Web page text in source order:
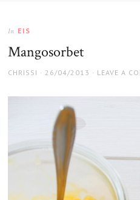
In EIS
Mangosorbet
AUTHOR
CHRISSI
POSTED
26/04/2013 LEAVE A